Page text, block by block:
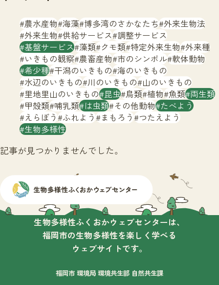
文字サイズ 小 中 大
生物多様性ふくおかウェブセンターとは
サイトマップ
農水産物 海藻 博多湾のさかなたち 外来生物法
外来生物 供給サービス 調整サービス
基盤サービス 藻類 クモ類 特定外来生物 外来種
いきもの観察 農畜産物 市のシンボル 軟体動物
希少種 干潟のいきもの 海のいきもの
水辺のいきもの 川のいきもの 山のいきもの
里地里山のいきもの 昆虫 鳥類 植物 魚類 両生類
甲殻類 哺乳類 は虫類 その他動物 たべよう
えらぼう ふれよう まもろう つたえよう
生物多様性
記事が見つかりませんでした。
生物多様性ふくおかウェブセンターは、
福岡市の生物多様性を楽しく学べる
ウェブサイトです。
福岡市 環境局 環境共生部 自然共生課